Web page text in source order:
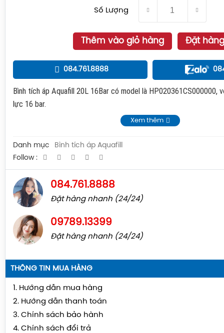
Số Lượng
Thêm vào giỏ hàng Đặt hàng
084.761.8888
Bình tích áp Aquafill 20L 16Bar có model là HP020361CS000000,
lực 16 bar.
Xem thêm
Danh mục
Bình tích áp Aquafill
Follow :
084.761.8888
Đặt hàng nhanh (24/24)
09789.13399
Đặt hàng nhanh (24/24)
THÔNG TIN MUA HÀNG
1. Hướng dẫn mua hàng
2. Hướng dẫn thanh toán
3. Chính sách bảo hành
4. Chính sách đổi trả